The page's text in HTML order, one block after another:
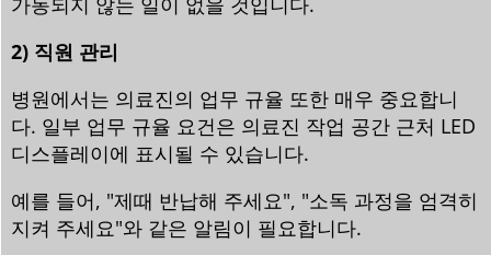
2) 직원 관리
병원에서는 의료진의 업무 규율 또한 매우 중요합니
다. 일부 업무 규율 요건은 의료진 작업 공간 근처 LED
디스플레이에 표시될 수 있습니다.
예를 들어, "제때 반납해 주세요", "소독 과정을 엄격히
지켜 주세요"와 같은 알림이 필요합니다.